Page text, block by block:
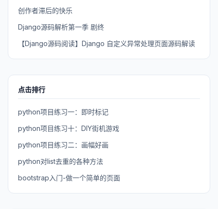
创作者滞后的快乐
Django源码解析第一季 剧终
【Django源码阅读】Django 自定义异常处理页面源码解读
点击排行
python项目练习一：即时标记
python项目练习十：DIY街机游戏
python项目练习二：画幅好画
python对list去重的各种方法
bootstrap入门-做一个简单的页面